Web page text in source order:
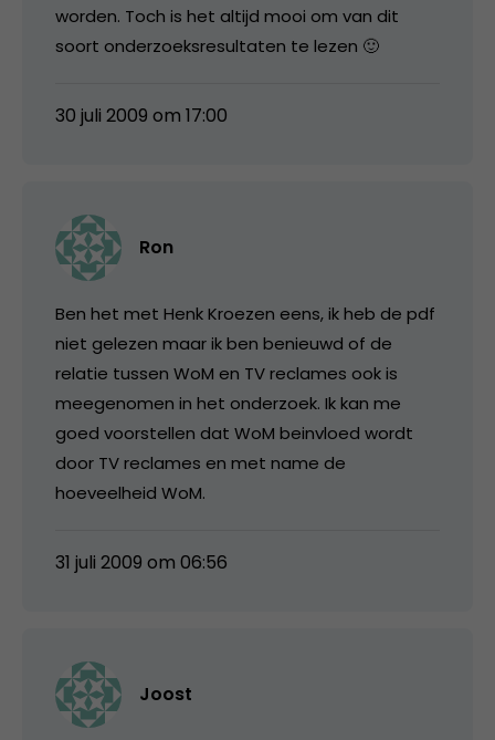
worden. Toch is het altijd mooi om van dit
soort onderzoeksresultaten te lezen 🙂
30 juli 2009 om 17:00
Ron
Ben het met Henk Kroezen eens, ik heb de pdf
niet gelezen maar ik ben benieuwd of de
relatie tussen WoM en TV reclames ook is
meegenomen in het onderzoek. Ik kan me
goed voorstellen dat WoM beinvloed wordt
door TV reclames en met name de
hoeveelheid WoM.
31 juli 2009 om 06:56
Joost